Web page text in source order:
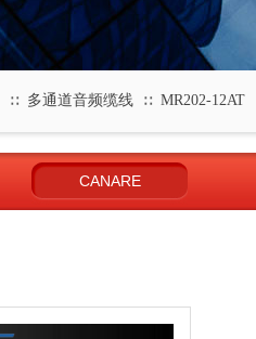
∷ 多通道音频缆线 ∷ MR202-12AT
CANARE